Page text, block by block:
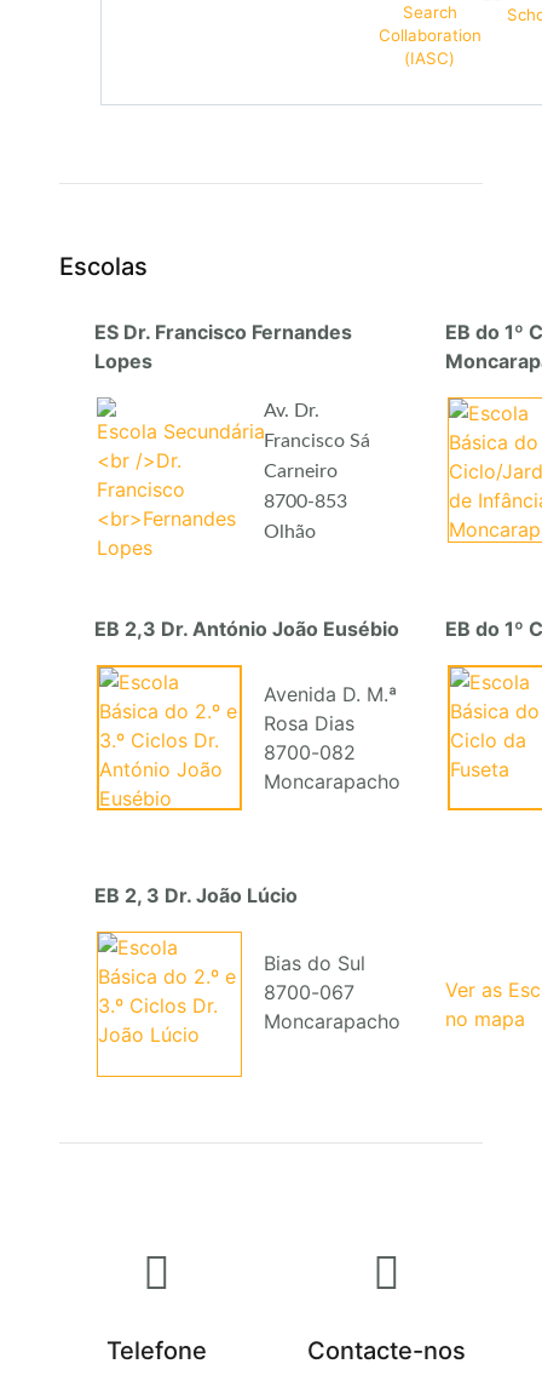
Escolas
ES Dr. Francisco Fernandes
Lopes
EB do 1º
Av. Dr.
Francisco Sá
Carneiro
8700-853
Olhão
EB 2,3 Dr. António João Eusébio EB do 1º
Avenida D. M.ª
Rosa Dias
8700-082
Moncarapacho
EB 2, 3 Dr. João Lúcio
Bias do Sul
8700-067
Moncarapacho
Ver as
no mapa
Telefone Contacte-nos